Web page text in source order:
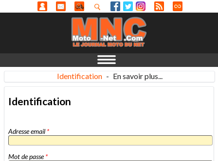
Identification - En savoir plus...
Identification
Adresse email *
Mot de passe*